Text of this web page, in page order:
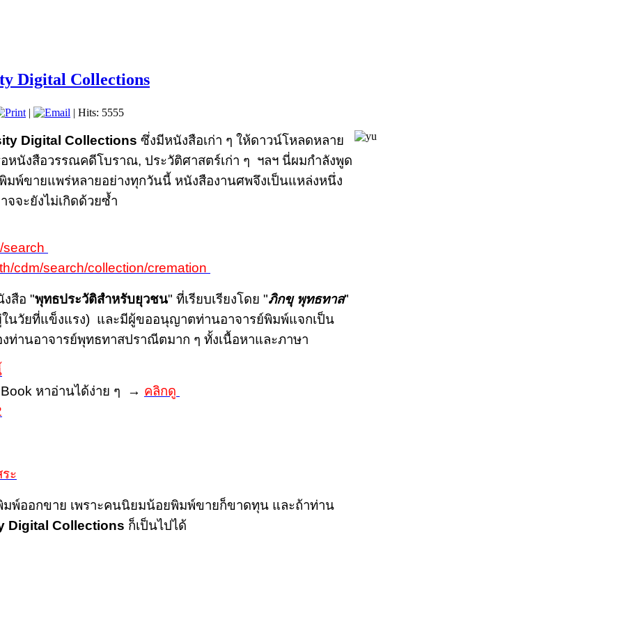
Digital Collections
| | Hits: 5555
Digital Collections ซึ่งมีหนังสือเก่า ๆ ให้ดาวน์โหลดหลาย
นังสือวรรณคดีโบราณ, ประวัติศาสตร์เก่า ๆ ฯลฯ นี่ผมกำลังพูด
พ์ขายแพร่หลายอย่างทุกวันนี้ หนังสืองานศพจึงเป็นแหล่งหนึ่ง
จะยังไม่เกิดด้วยซ้ำ
search
cdm/search/collection/cremation
สือ "พุทธประวัติสำหรับยุวชน" ที่เรียบเรียงโดย "ภิกขุ พุทธทาส"
วัยที่แข็งแรง) และมีผู้ขออนุญาตท่านอาจารย์พิมพ์แจกเป็น
ท่านอาจารย์พุทธทาสปราณีตมาก ๆ ทั้งเนื้อหาและภาษา
หาอ่านได้ง่าย ๆ → คลิกดู
ะ
ออกขาย เพราะคนนิยมน้อยพิมพ์ขายก็ขาดทุน และถ้าท่าน
Digital Collections ก็เป็นไปได้